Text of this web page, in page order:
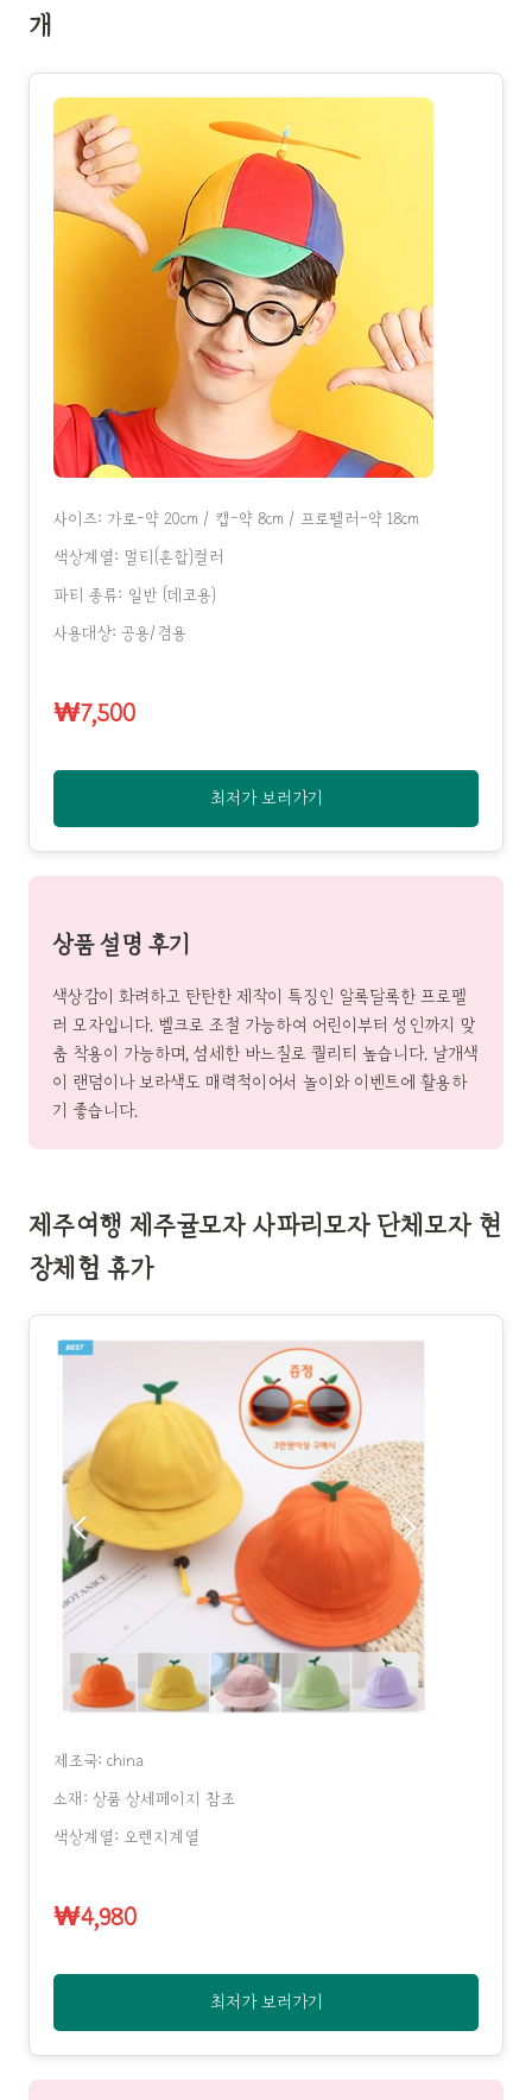
개
사이즈: 가로-약 20cm / 캡-약 8cm / 프로펠러-약 18cm
색상계열: 멀티(혼합)컬러
파티 종류: 일반 (데코용)
사용대상: 공용/겸용
₩7,500
최저가 보러가기
상품 설명 후기
색상감이 화려하고 탄탄한 제작이 특징인 알록달록한 프로펠
러 모자입니다. 벨크로 조절 가능하여 어린이부터 성인까지 맞
춤 착용이 가능하며, 섬세한 바느질로 퀄리티 높습니다. 날개색
이 랜덤이나 보라색도 매력적이어서 놀이와 이벤트에 활용하
기 좋습니다.
제주여행 제주귤모자 사파리모자 단체모자 현
장체험 휴가
제조국: china
소재: 상품 상세페이지 참조
색상계열: 오렌지계열
₩4,980
최저가 보러가기